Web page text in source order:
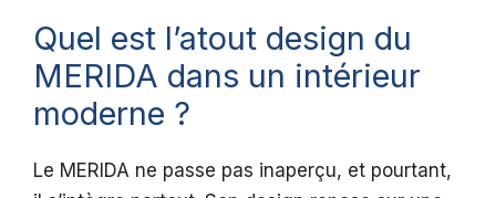
Quel est l’atout design du
MERIDA dans un intérieur
moderne ?
Le MERIDA ne passe pas inaperçu, et pourtant,